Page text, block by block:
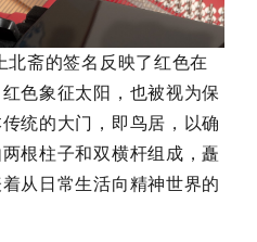
北斋的签名反映了红色在
色象征太阳，也被视为保
统的大门，即鸟居，以确
根柱子和双横杆组成，矗
从日常生活向精神世界的